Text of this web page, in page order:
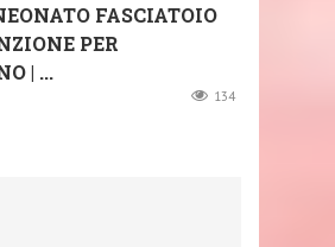
FASCIATOIO
PER
| ...
134